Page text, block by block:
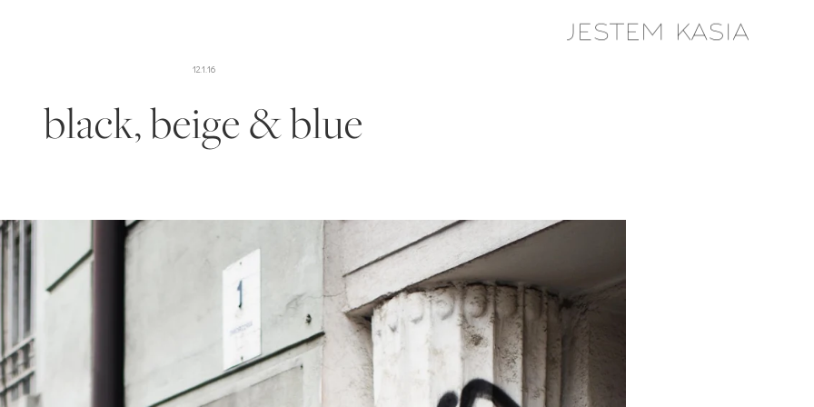
12.1.16
black, beige & blue